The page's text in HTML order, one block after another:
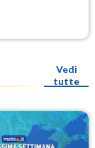
Vedi
tutte